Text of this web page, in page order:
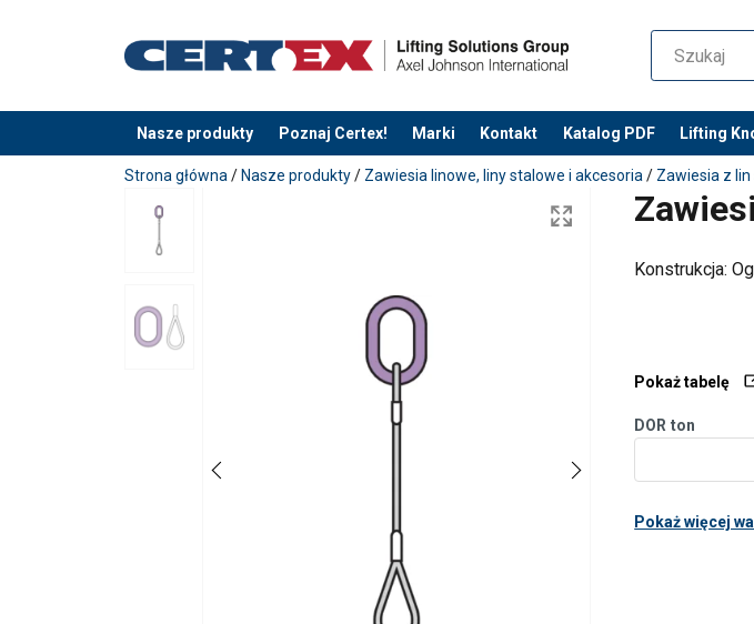
Nasze produkty Poznaj Certex! Marki Kontakt Katalog PDF Lifting
Dodano do zapytania
Strona główna / Nasze produkty/ Zawiesia linowe, liny stalowe i akcesoria / Zawiesia z
Konstrukcja:
Pokaż tabelę
DOR ton
Pokaż więcej